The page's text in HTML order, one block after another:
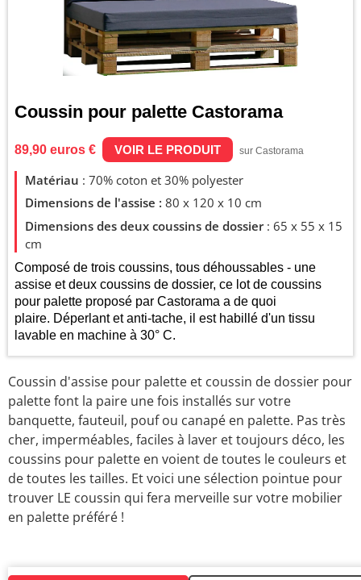
Coussin pour palette Castorama
89,90 euros € VOIR LE PRODUIT sur Castorama
Matériau : 70% coton et 30% polyester
Dimensions de l'assise : 80 x 120 x 10 cm
Dimensions des deux coussins de dossier : 65 x 55 x 15
cm
Composé de trois coussins, tous déhoussables - une
assise et deux coussins de dossier, ce lot de coussins
pour palette proposé par Castorama a de quoi
plaire. Déperlant et anti-tache, il est habillé d'un tissu
lavable en machine à 30° C.
Coussin d'assise pour palette et coussin de dossier pour
palette font la paire une fois installés sur votre
banquette, fauteuil, pouf ou canapé en palette. Pas très
cher, imperméables, faciles à laver et toujours déco, les
coussins pour palette en voient de toutes le couleurs et
de toutes les tailles. Et voici une sélection pointue pour
trouver LE coussin qui fera merveille sur votre mobilier
en palette préféré !